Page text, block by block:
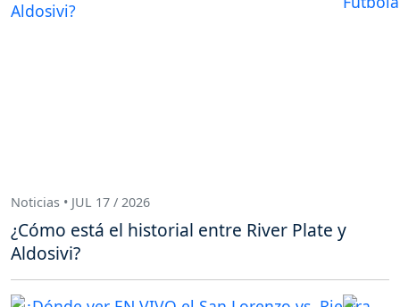
Noticias • JUL 17 / 2026
¿Cómo está el historial entre River Plate y
Aldosivi?